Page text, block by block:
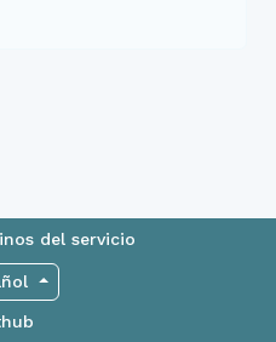
del servicio